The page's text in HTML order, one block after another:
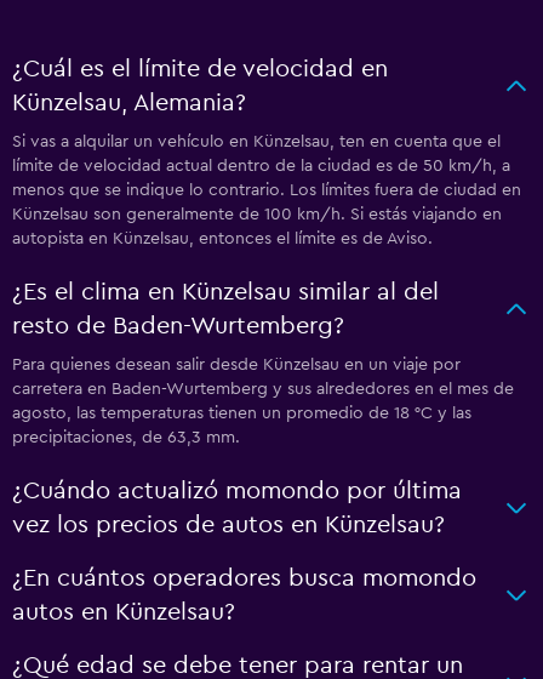
¿Cuál es el límite de velocidad en
Künzelsau, Alemania?
Si vas a alquilar un vehículo en Künzelsau, ten en cuenta que el
límite de velocidad actual dentro de la ciudad es de 50 km/h, a
menos que se indique lo contrario. Los límites fuera de ciudad en
Künzelsau son generalmente de 100 km/h. Si estás viajando en
autopista en Künzelsau, entonces el límite es de Aviso.
¿Es el clima en Künzelsau similar al del
resto de Baden-Wurtemberg?
Para quienes desean salir desde Künzelsau en un viaje por
carretera en Baden-Wurtemberg y sus alrededores en el mes de
agosto, las temperaturas tienen un promedio de 18 °C y las
precipitaciones, de 63,3 mm.
¿Cuándo actualizó momondo por última
vez los precios de autos en Künzelsau?
¿En cuántos operadores busca momondo
autos en Künzelsau?
¿Qué edad se debe tener para rentar un